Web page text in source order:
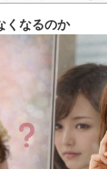
くなるのか